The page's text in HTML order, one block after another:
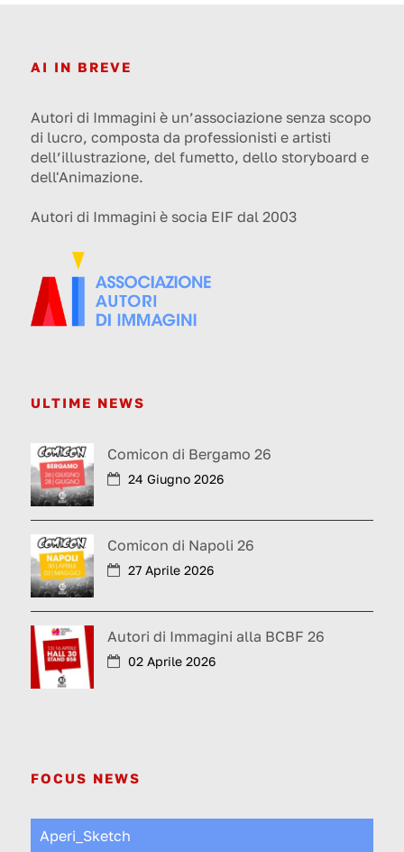
AI IN BREVE
Autori di Immagini è un’associazione senza scopo
di lucro, composta da professionisti e artisti
dell’illustrazione, del fumetto, dello storyboard e
dell'Animazione.
Autori di Immagini è socia EIF dal 2003
ULTIME NEWS
Comicon di Bergamo 26
24 Giugno 2026
Comicon di Napoli 26
27 Aprile 2026
Autori di Immagini alla BCBF 26
02 Aprile 2026
FOCUS NEWS
Aperi_Sketch